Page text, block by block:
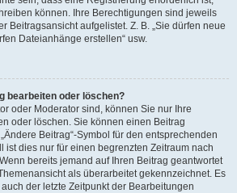
können. Ihre Berechtigungen sind jeweils
Beitragsansicht aufgelistet. Z. B. „Sie dürfen neue
Dateianhänge erstellen“ usw.
bearbeiten oder löschen?
oder Moderator sind, können Sie nur Ihre
oder löschen. Sie können einen Beitrag
Beitrag“-Symbol für den entsprechenden
ist dies nur für einen begrenzten Zeitraum nach
bereits jemand auf Ihren Beitrag geantwortet
als überarbeitet gekennzeichnet. Es
der letzte Zeitpunkt der Bearbeitungen